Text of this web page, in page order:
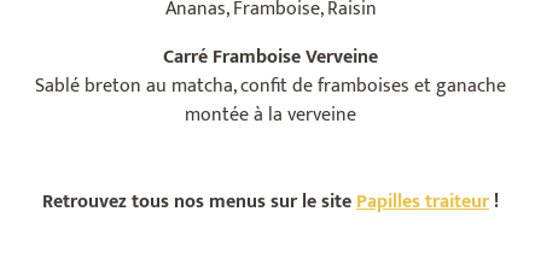
Ananas, Framboise, Raisin
Carré Framboise Verveine
Sablé breton au matcha, confit de framboises et ganache
montée à la verveine
Retrouvez tous nos menus sur le sitePapilles traiteur!